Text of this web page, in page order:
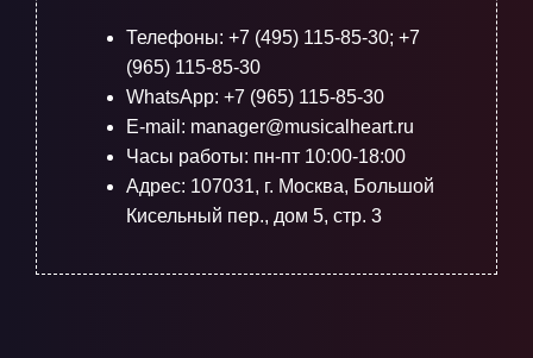
Телефоны: +7 (495) 115-85-30; +7
(965) 115-85-30
WhatsApp: +7 (965) 115-85-30
E-mail: manager@musicalheart.ru
Часы работы: пн-пт 10:00-18:00
Адрес: 107031, г. Москва, Большой
Кисельный пер., дом 5, стр. 3